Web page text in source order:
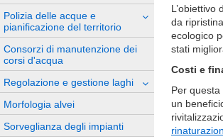
Polizia delle acque e
pianificazione del territorio
Consorzi di manutenzione dei
corsi d'acqua
Regolazione e gestione laghi
Morfologia alvei
Sorveglianza degli impianti
da
ecologico
stati
Costi e
Per
un